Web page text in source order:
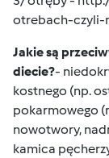
otrebach-czyli-
Jakie są
diecie?-
kostnego (np.
pokarmowego
nowotwory,
kamica